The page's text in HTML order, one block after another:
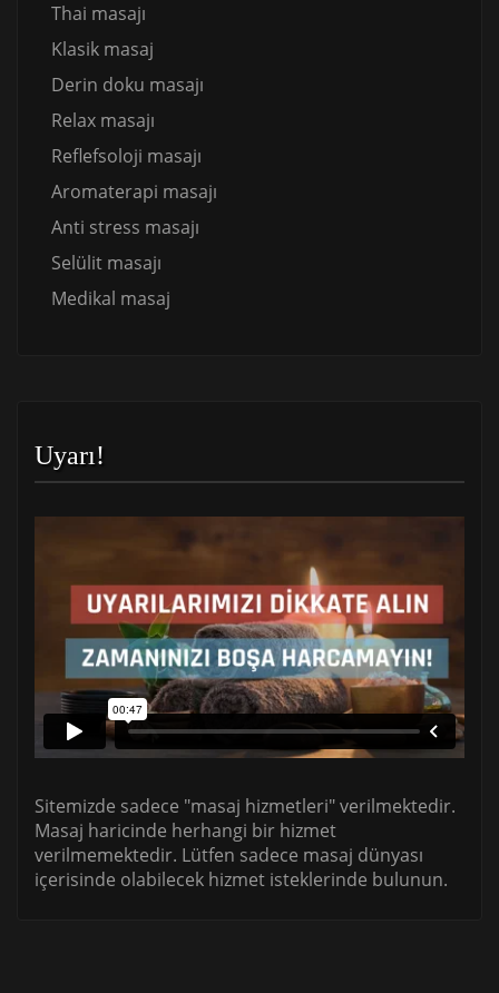
Thai masajı
Klasik masaj
Derin doku masajı
Relax masajı
Reflefsoloji masajı
Aromaterapi masajı
Anti stress masajı
Selülit masajı
Medikal masaj
Uyarı!
Sitemizde sadece "masaj hizmetleri" verilmektedir.
Masaj haricinde herhangi bir hizmet
verilmemektedir. Lütfen sadece masaj dünyası
içerisinde olabilecek hizmet isteklerinde bulunun.